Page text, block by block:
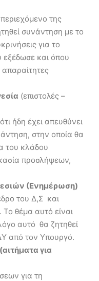
της
συνάντηση με το
για το
εξέδωσε και όπου
(επιστολές –
ήδη έχει απευθύνει
στην οποία θα
του κλάδου
προσλήψεων,
(Ενημέρωση)
του Δ,Σ και
θέμα αυτό είναι
αυτό θα ζητηθεί
από τον Υπουργό.
για
για τη